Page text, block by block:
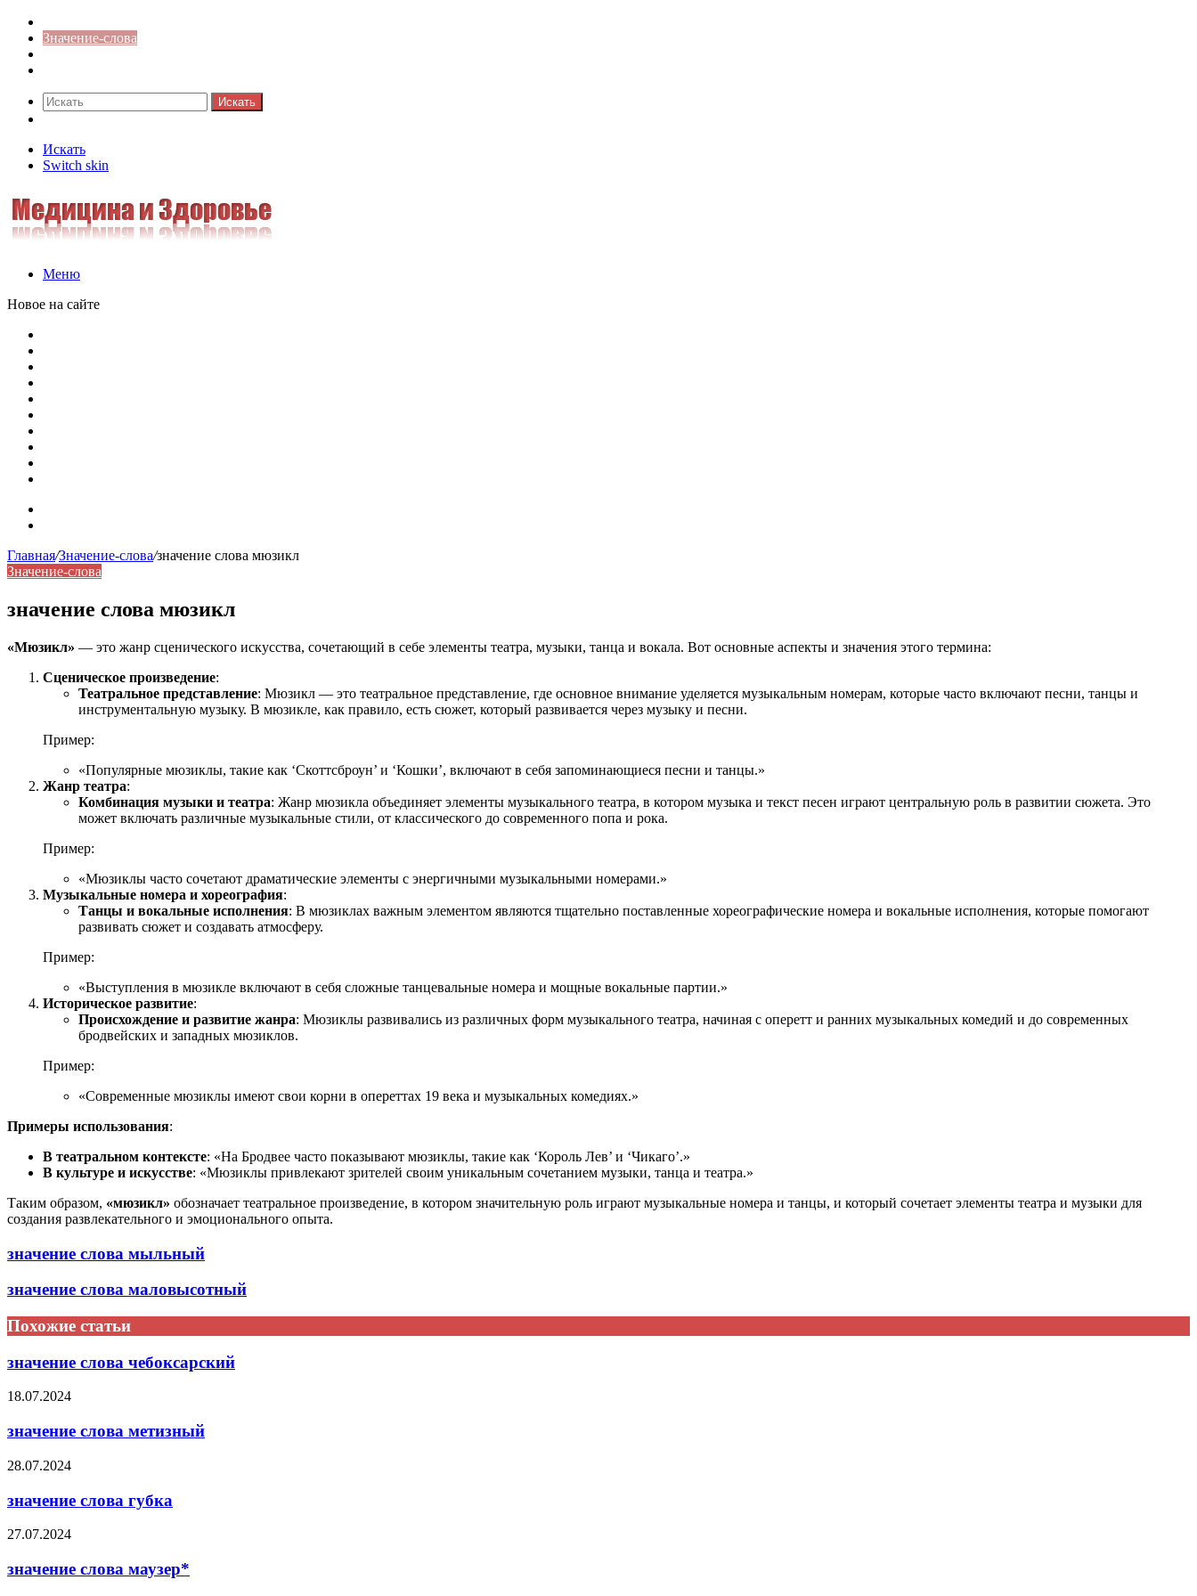
Значение-слова
Искать
Искать
Switch skin
Меню
Новое на сайте
Главная/Значение-слова/значение слова мюзикл
Значение-слова
значение слова мюзикл
«Мюзикл» — это жанр сценического искусства, сочетающий в себе элементы театра, музыки, танца и вокала. Вот основные аспекты и значения этого термина:
Сценическое произведение:
Театральное представление: Мюзикл — это театральное представление, где основное внимание уделяется музыкальным номерам, которые часто включают песни, танцы и
инструментальную музыку. В мюзикле, как правило, есть сюжет, который развивается через музыку и песни.
Пример:
«Популярные мюзиклы, такие как ‘Скоттсброун’ и ‘Кошки’, включают в себя запоминающиеся песни и танцы.»
Жанр театра:
Комбинация музыки и театра: Жанр мюзикла объединяет элементы музыкального театра, в котором музыка и текст песен играют центральную роль в развитии сюжета. Это
может включать различные музыкальные стили, от классического до современного попа и рока.
Пример:
«Мюзиклы часто сочетают драматические элементы с энергичными музыкальными номерами.»
Музыкальные номера и хореография:
Танцы и вокальные исполнения: В мюзиклах важным элементом являются тщательно поставленные хореографические номера и вокальные исполнения, которые помогают
развивать сюжет и создавать атмосферу.
Пример:
«Выступления в мюзикле включают в себя сложные танцевальные номера и мощные вокальные партии.»
Историческое развитие:
Происхождение и развитие жанра: Мюзиклы развивались из различных форм музыкального театра, начиная с оперетт и ранних музыкальных комедий и до современных
бродвейских и западных мюзиклов.
Пример:
«Современные мюзиклы имеют свои корни в опереттах 19 века и музыкальных комедиях.»
Примеры использования:
В театральном контексте: «На Бродвее часто показывают мюзиклы, такие как ‘Король Лев’ и ‘Чикаго’.»
В культуре и искусстве: «Мюзиклы привлекают зрителей своим уникальным сочетанием музыки, танца и театра.»
Таким образом, «мюзикл» обозначает театральное произведение, в котором значительную роль играют музыкальные номера и танцы, и который сочетает элементы театра и музыки для
создания развлекательного и эмоционального опыта.
значение слова мыльный
значение слова маловысотный
Похожие статьи
значение слова чебоксарский
18.07.2024
значение слова метизный
28.07.2024
значение слова губка
27.07.2024
значение слова маузер*